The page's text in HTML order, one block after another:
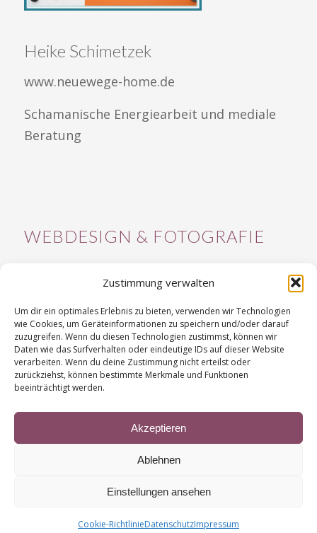
Zustimmung verwalten
Um dir ein optimales Erlebnis zu bieten, verwenden wir Technologien
wie Cookies, um Geräteinformationen zu speichern und/oder darauf
zuzugreifen. Wenn du diesen Technologien zustimmst, können wir
Daten wie das Surfverhalten oder eindeutige IDs auf dieser Website
verarbeiten. Wenn du deine Zustimmung nicht erteilst oder
zurückziehst, können bestimmte Merkmale und Funktionen
beeinträchtigt werden.
Akzeptieren
Ablehnen
Einstellungen ansehen
Cookie-RichtlinieDatenschutzImpressum
Heike Schimetzek
www.neuewege-home.de
Schamanische Energiearbeit und mediale
Beratung
WEBDESIGN & FOTOGRAFIE
Webdesign, Fotografie & Grafikdesign
https://designvorsprung.de
Datenschutz AGB Coaching und Seminare
Widerrufsbelehrung Cookie-Richtlinie (EU)